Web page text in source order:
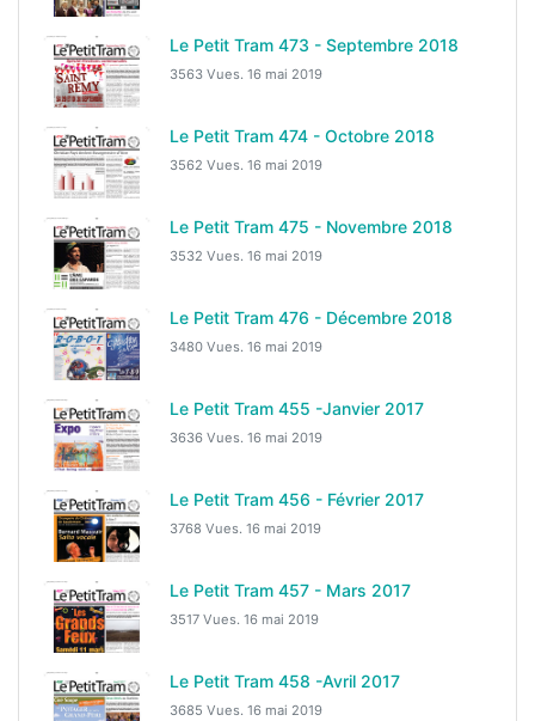
Le Petit Tram 473 - Septembre 2018
3563 Vues. 16 mai 2019
Le Petit Tram 474 - Octobre 2018
3562 Vues. 16 mai 2019
Le Petit Tram 475 - Novembre 2018
3532 Vues. 16 mai 2019
Le Petit Tram 476 - Décembre 2018
3480 Vues. 16 mai 2019
Le Petit Tram 455 -Janvier 2017
3636 Vues. 16 mai 2019
Le Petit Tram 456 - Février 2017
3768 Vues. 16 mai 2019
Le Petit Tram 457 - Mars 2017
3517 Vues. 16 mai 2019
Le Petit Tram 458 -Avril 2017
3685 Vues. 16 mai 2019